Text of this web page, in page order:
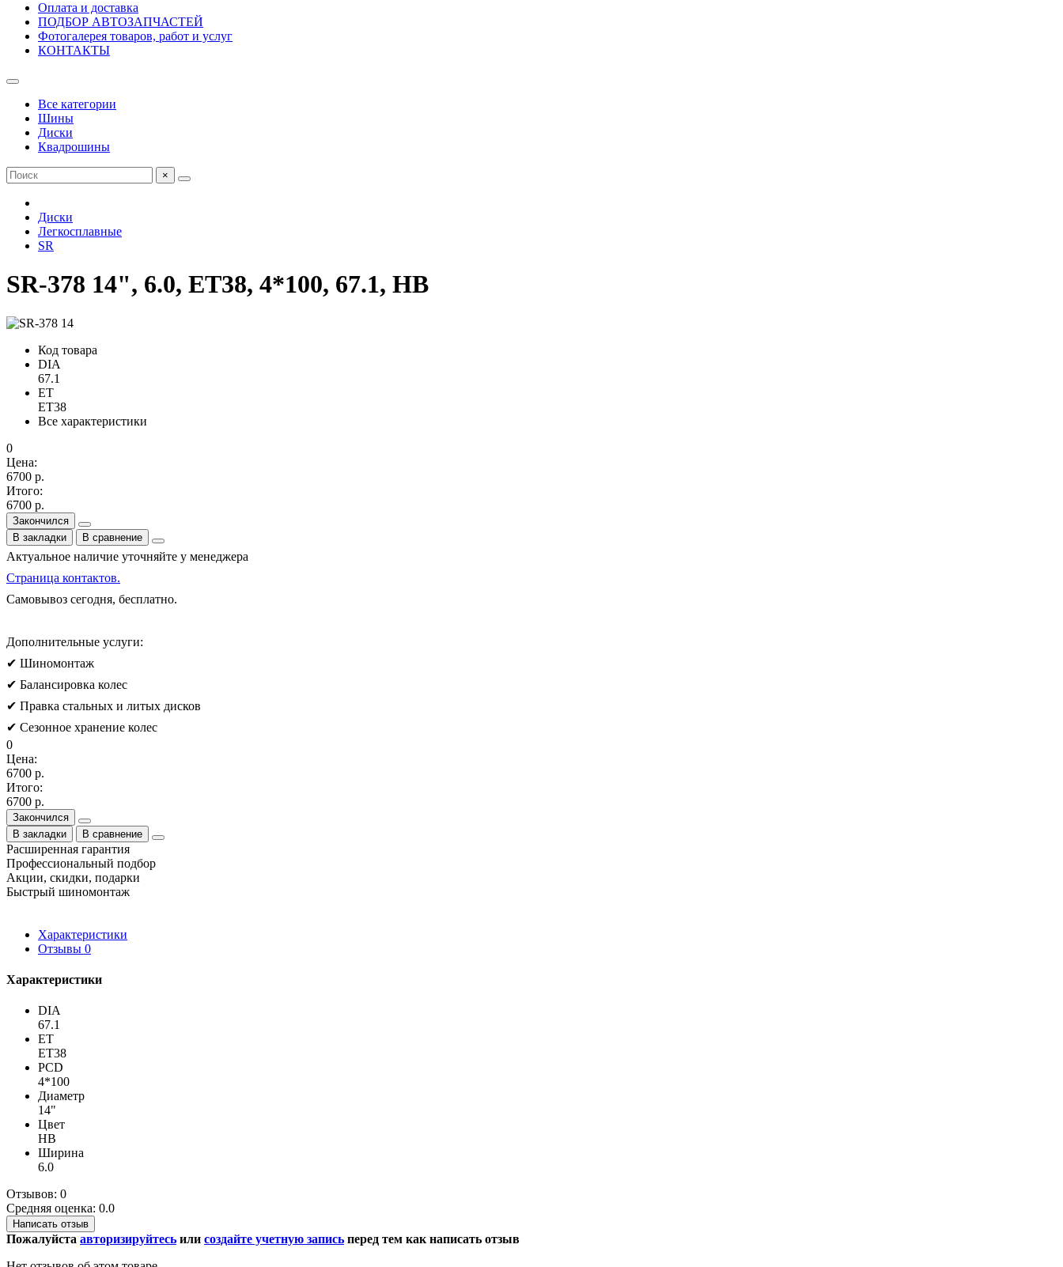
Оплата и доставка
ПОДБОР АВТОЗАПЧАСТЕЙ
Фотогалерея товаров, работ и услуг
КОНТАКТЫ
Все категории
Шины
Диски
Квадрошины
×
Диски
Легкосплавные
SR
SR-378 14", 6.0, ET38, 4*100, 67.1, HB
Код товара
DIA
67.1
ET
ET38
Все характеристики
0
Цена:
6700 р.
Итого:
6700 р.
Закончился
В закладки
В сравнение
Актуальное наличие уточняйте у менеджера
Страница контактов.
Самовывоз сегодня, бесплатно.
Дополнительные услуги:
✔ Шиномонтаж
✔ Балансировка колес
✔ Правка стальных и литых дисков
✔ Сезонное хранение колес
0
Цена:
6700 р.
Итого:
6700 р.
Закончился
В закладки
В сравнение
Расширенная гарантия
Профессиональный подбор
Акции, скидки, подарки
Быстрый шиномонтаж
Характеристики
Отзывы 0
Характеристики
DIA
67.1
ET
ET38
PCD
4*100
Диаметр
14"
Цвет
HB
Ширина
6.0
Отзывов: 0
Средняя оценка: 0.0
Написать отзыв
Пожалуйста авторизируйтесь или создайте учетную запись перед тем как написать отзыв